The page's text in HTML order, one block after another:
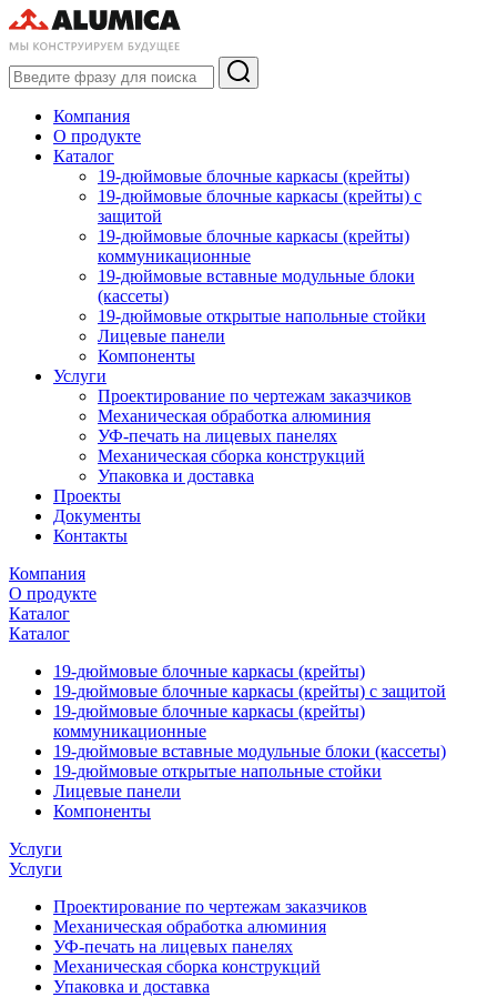
Компания
О продукте
Каталог
19-дюймовые блочные каркасы (крейты)
19-дюймовые блочные каркасы (крейты) с
защитой
19-дюймовые блочные каркасы (крейты)
коммуникационные
19-дюймовые вставные модульные блоки
(кассеты)
19-дюймовые открытые напольные стойки
Лицевые панели
Компоненты
Услуги
Проектирование по чертежам заказчиков
Механическая обработка алюминия
УФ-печать на лицевых панелях
Механическая сборка конструкций
Упаковка и доставка
Проекты
Документы
Контакты
Компания
О продукте
Каталог
Каталог
19-дюймовые блочные каркасы (крейты)
19-дюймовые блочные каркасы (крейты) с защитой
19-дюймовые блочные каркасы (крейты)
коммуникационные
19-дюймовые вставные модульные блоки (кассеты)
19-дюймовые открытые напольные стойки
Лицевые панели
Компоненты
Услуги
Услуги
Проектирование по чертежам заказчиков
Механическая обработка алюминия
УФ-печать на лицевых панелях
Механическая сборка конструкций
Упаковка и доставка